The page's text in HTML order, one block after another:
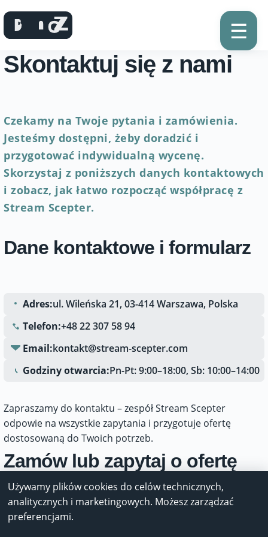
☰
Skontaktuj się z nami
Czekamy na Twoje pytania i zamówienia.
Jesteśmy dostępni, żeby doradzić i
przygotować indywidualną wycenę.
Skorzystaj z poniższych danych kontaktowych
i zobacz, jak łatwo rozpocząć współpracę z
Stream Scepter.
Dane kontaktowe i formularz
Adres:ul. Wileńska 21, 03-414 Warszawa, Polska
Telefon:+48 22 307 58 94
Email:kontakt@stream-scepter.com
Godziny otwarcia:Pn-Pt: 9:00–18:00, Sb: 10:00–14:00
Zapraszamy do kontaktu – zespół Stream Scepter
odpowie na wszystkie zapytania i przygotuje ofertę
dostosowaną do Twoich potrzeb.
Zamów lub zapytaj o ofertę
Używamy plików cookies do celów technicznych,
analitycznych i marketingowych. Możesz zarządzać
preferencjami.